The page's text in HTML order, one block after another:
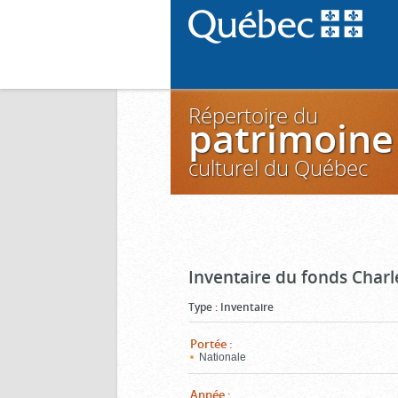
Répertoire du
patrimoine
culturel du Québec
Inventaire du fonds
Type : Inventaire
Portée :
Nationale